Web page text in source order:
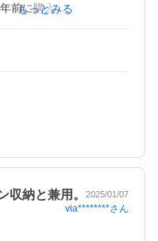
前に購入したものでし
ーの大きさのせいか、
のバッグの様に大きく
ァスナー付きの収納部
、フロントオープン部
ジックテープを剥がす
のでフロントオープン
クセスできるのは助か
もっとみる
収納と兼用。 2025/01/07
via********さん